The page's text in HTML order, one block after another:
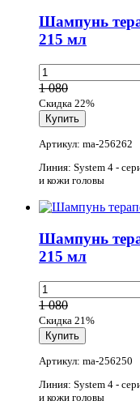
Шампунь
215 мл
1 080
Скидка 22%
Артикул: ma-256262
Линия: System 4 -
и кожи головы
Шампунь
215 мл
1 080
Скидка 21%
Артикул: ma-256250
Линия: System 4 -
и кожи головы